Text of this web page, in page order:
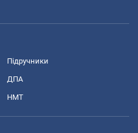
Підручники
ДПА
НМТ